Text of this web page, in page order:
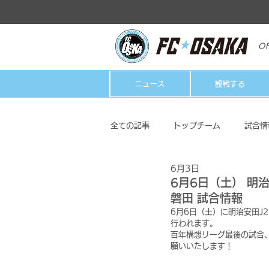
ニュース 観戦する
全ての記事 トップチーム 試合情
ホームタウン活動
6月6日（土） 明
磐田 試合情報
6月3日
6月6日（土）に明治安田
行われます。
百年構想リーグ最後の試合
願いいたします！